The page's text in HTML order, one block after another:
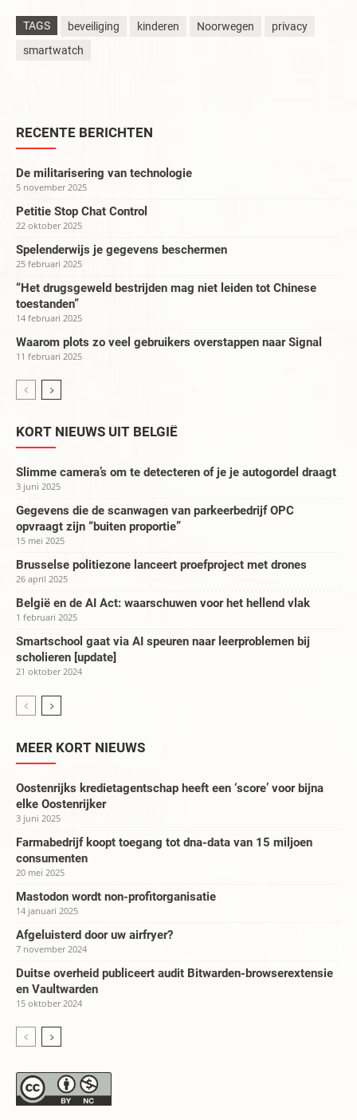
TAGS beveiliging kinderen Noorwegen
privacy
smartwatch
RECENTE BERICHTEN
De militarisering van technologie
5 november 2025
Petitie Stop Chat Control
22 oktober 2025
Spelenderwijs je gegevens beschermen
25 februari 2025
“Het drugsgeweld bestrijden mag niet leiden tot Chinese
toestanden”
14 februari 2025
Waarom plots zo veel gebruikers overstappen naar Signal
11 februari 2025
KORT NIEUWS UIT BELGIË
Slimme camera’s om te detecteren of je je autogordel draagt
3 juni 2025
Gegevens die de scanwagen van parkeerbedrijf OPC
opvraagt zijn “buiten proportie”
15 mei 2025
Brusselse politiezone lanceert proefproject met drones
26 april 2025
België en de AI Act: waarschuwen voor het hellend vlak
1 februari 2025
Smartschool gaat via AI speuren naar leerproblemen bij
scholieren [update]
21 oktober 2024
MEER KORT NIEUWS
Oostenrijks kredietagentschap heeft een ‘score’ voor bijna
elke Oostenrijker
3 juni 2025
Farmabedrijf koopt toegang tot dna-data van 15 miljoen
consumenten
20 mei 2025
Mastodon wordt non-profitorganisatie
14 januari 2025
Afgeluisterd door uw airfryer?
7 november 2024
Duitse overheid publiceert audit Bitwarden-browserextensie
en Vaultwarden
15 oktober 2024